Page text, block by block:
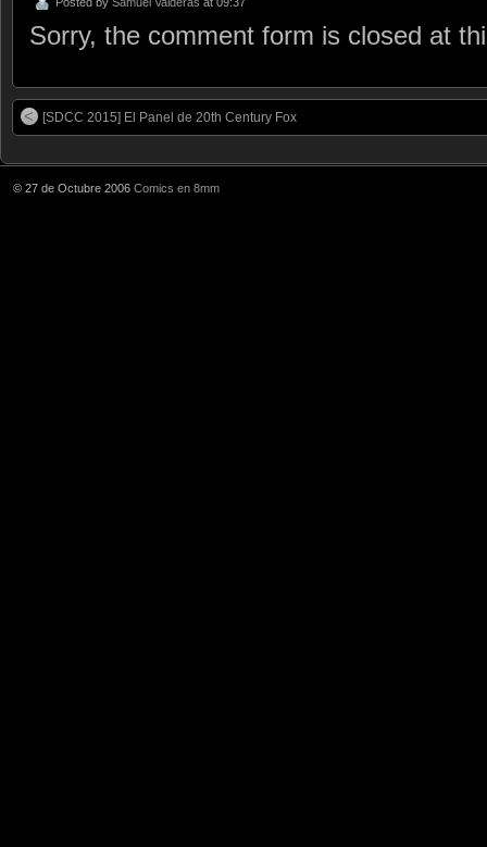
Sorry, the comment form is closed at
[SDCC 2015] El Panel de 20th Century Fox
© 27 de Octubre 2006 Comics en 8mm